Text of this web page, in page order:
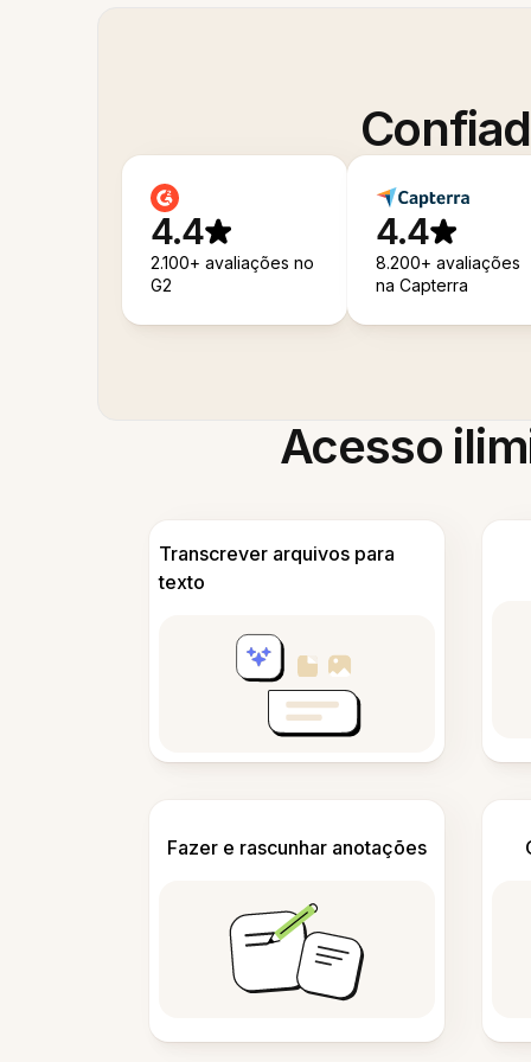
4.4
2.100+ avaliações no
G2
4.4
8.200+ avaliações
na Capterra
Acesso
Transcrever arquivos para
texto
Fazer e rascunhar anotações